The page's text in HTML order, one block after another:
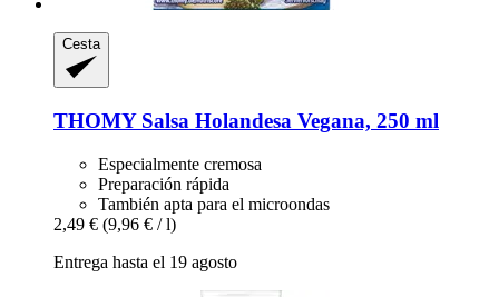
Cesta
THOMYSalsa Holandesa Vegana, 250 ml
Especialmente cremosa
Preparación rápida
También apta para el microondas
2,49 € (9,96 € / l)
Entrega hasta el 19 agosto